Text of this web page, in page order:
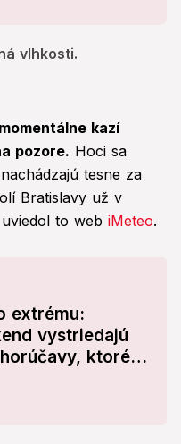
vlhkosti.
kazí
pozore. Hoci sa
tesne za
Bratislavy už v
to web iMeteo.
extrému:
vystriedajú
ktoré